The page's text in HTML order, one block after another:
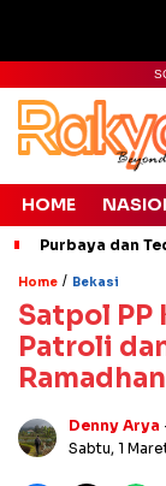
HOME
Purbaya dan
Home / Bekasi
Satpol PP
Patroli
Denny Arya
Sabtu, 1